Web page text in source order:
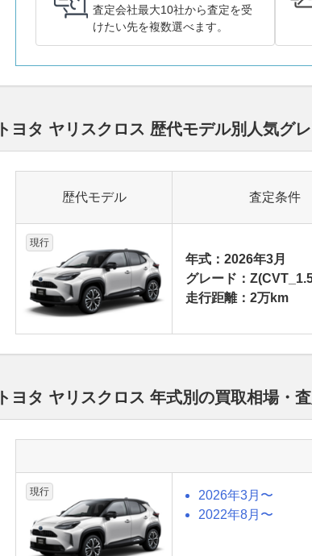
査定会社最大10社から査定を受
けたい先を複数選べます。
トヨタ ヤリスクロス 歴代モデル別人気グ
歴代モデル 査定条件
現行
年式：2026年3月
グレード：
走行距離：2万km
トヨタ ヤリスクロス 年式別の買取相場・
現行 2026年3月〜
2022年8月〜